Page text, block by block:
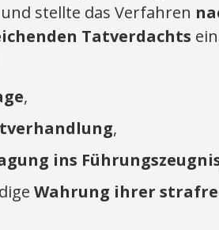
stellte das Verfahren
Tatverdachts
,
,
ins
Wahrung ihrer